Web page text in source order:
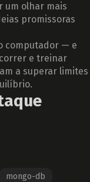
um olhar mais
promissoras
computador — e
e treinar
a superar limites
mongo-db